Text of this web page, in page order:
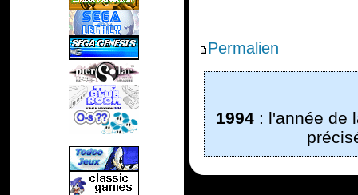
Permalien
1994 : l'année de